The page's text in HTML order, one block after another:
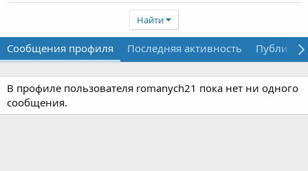
Найти
Сообщения профиля Последняя активность
В профиле пользователя romanych21 пока нет ни одного
сообщения.